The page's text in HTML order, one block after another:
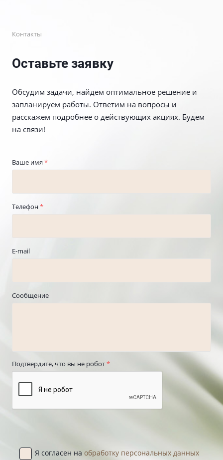
Контакты
Оставьте заявку
Обсудим задачи, найдем оптимальное решение и
запланируем работы. Ответим на вопросы и
расскажем подробнее о действующих акциях. Будем
на связи!
Ваше имя *
Телефон*
E-mail
Сообщение
Подтвердите, что вы не робот*
Я согласен на обработку персональных данных